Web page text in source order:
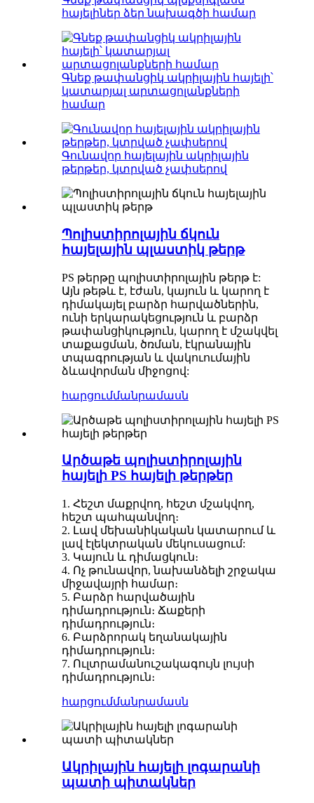
հայելիներ ձեր նախագծի համար
Գնեք թափանցիկ ակրիլային հայելի՝
կատարյալ արտացոլանքների
համար
Գունավոր հայելային ակրիլային
թերթեր, կտրված չափսերով
Պոլիստիրոլային ճկուն
հայելային պլաստիկ թերթ
PS թերթը պոլիստիրոլային թերթ է:
Այն թեթև է, էժան, կայուն և կարող է
դիմակայել բարձր հարվածներին,
ունի երկարակեցություն և բարձր
թափանցիկություն, կարող է մշակվել
տաքացման, ծռման, էկրանային
տպագրության և վակուումային
ձևավորման միջոցով:
հարցումմանրամասն
Արծաթե պոլիստիրոլային
հայելի PS հայելի թերթեր
1. Հեշտ մաքրվող, հեշտ մշակվող,
հեշտ պահպանվող։
2. Լավ մեխանիկական կատարում և
լավ էլեկտրական մեկուսացում:
3. Կայուն և դիմացկուն։
4. Ոչ թունավոր, նախանձելի շրջակա
միջավայրի համար։
5. Բարձր հարվածային
դիմադրություն։ Ճաքերի
դիմադրություն։
6. Բարձրորակ եղանակային
դիմադրություն։
7. Ուլտրամանուշակագույն լույսի
դիմադրություն։
հարցումմանրամասն
Ակրիլային հայելի լոգարանի
պատի պիտակներ